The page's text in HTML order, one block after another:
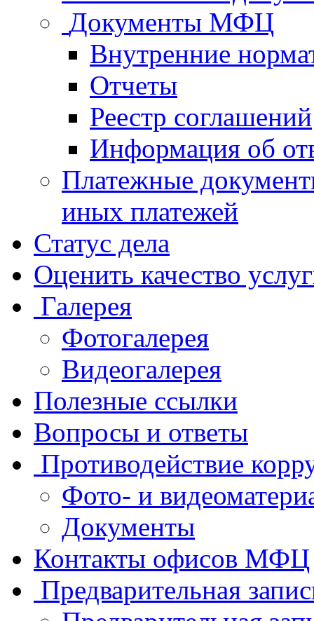
Документы МФЦ
Внутренние
Отчеты
Реестр соглашений
Информация об
Платежные
иных платежей
Статус дела
Оценить качество
Галерея
Фотогалерея
Видеогалерея
Полезные ссылки
Вопросы и ответы
Противодействие
Фото- и
Документы
Контакты офисов МФЦ
Предварительная